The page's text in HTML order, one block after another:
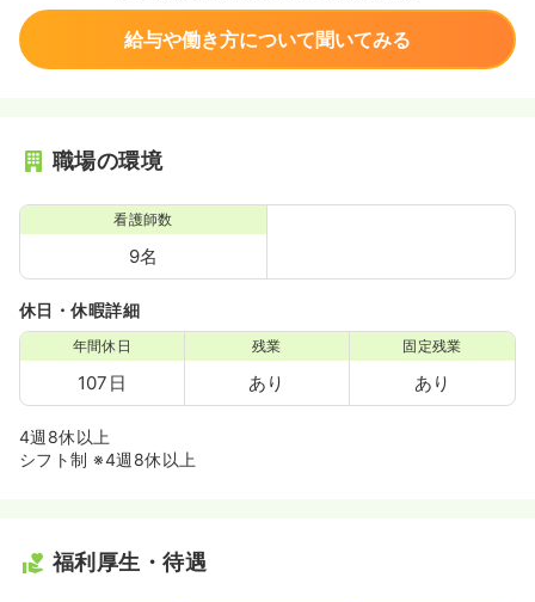
給与や働き方について聞いてみる
職場の環境
看護師数
9名
休日・休暇詳細
年間休日
107日
残業
あり
固定残業
あり
4週8休以上
シフト制 ※4週8休以上
福利厚生・待遇